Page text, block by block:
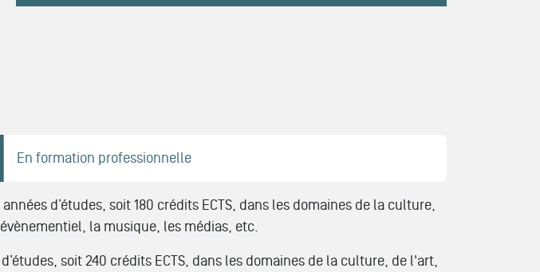
En formation professionnelle
d’études, soit 180 crédits ECTS, dans les domaines de la culture,
la musique, les médias, etc.
soit 240 crédits ECTS, dans les domaines de la culture, de l'art,